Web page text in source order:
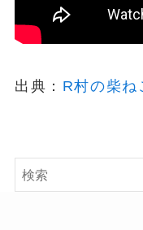
出典： R村の柴ね